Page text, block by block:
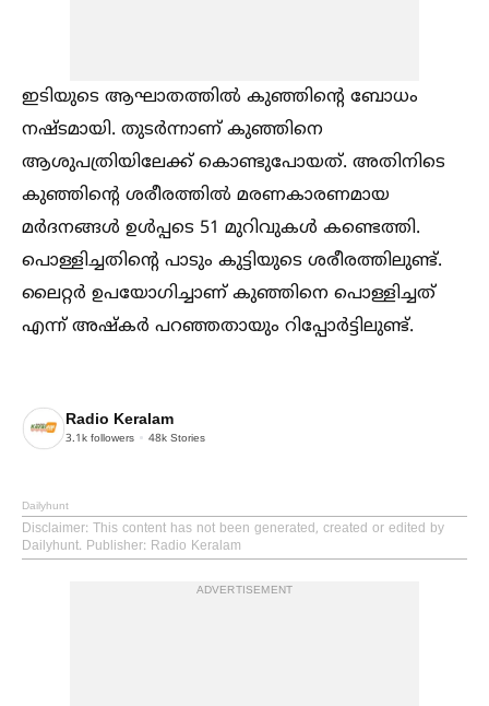
ഇടിയുടെ ആഘാതത്തില്‍ കുഞ്ഞിന്റെ ബോധം
നഷ്ടമായി. തുടർന്നാണ് കുഞ്ഞിനെ
ആശുപത്രിയിലേക്ക് കൊണ്ടുപോയത്. അതിനിടെ
കുഞ്ഞിന്റെ ശരീരത്തില്‍ മരണകാരണമായ
മർദനങ്ങള്‍ ഉള്‍പ്പടെ 51 മുറിവുകള്‍ കണ്ടെത്തി.
പൊള്ളിച്ചതിന്റെ പാടും കുട്ടിയുടെ ശരീരത്തിലുണ്ട്.
ലൈറ്റർ ഉപയോഗിച്ചാണ് കുഞ്ഞിനെ പൊള്ളിച്ചത്
എന്ന് അഷ്‌കർ പറഞ്ഞതായും റിപ്പോർട്ടിലുണ്ട്.
Radio Keralam
3.1k followers 48k Stories
Dailyhunt
Disclaimer: This content has not been generated, created or edited by
Dailyhunt. Publisher: Radio Keralam
ADVERTISEMENT